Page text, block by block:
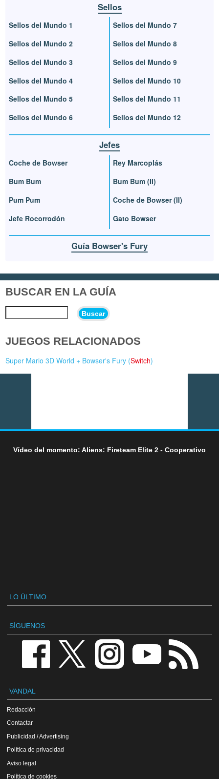
Sellos
Sellos del Mundo 1
Sellos del Mundo 2
Sellos del Mundo 3
Sellos del Mundo 4
Sellos del Mundo 5
Sellos del Mundo 6
Sellos del Mundo 7
Sellos del Mundo 8
Sellos del Mundo 9
Sellos del Mundo 10
Sellos del Mundo 11
Sellos del Mundo 12
Jefes
Coche de Bowser
Bum Bum
Pum Pum
Jefe Rocorrodón
Rey Marcoplás
Bum Bum (II)
Coche de Bowser (II)
Gato Bowser
Guía Bowser's Fury
BUSCAR EN LA GUÍA
Buscar
JUEGOS RELACIONADOS
Super Mario 3D World + Bowser's Fury (Switch)
Vídeo del momento: Aliens: Fireteam Elite 2 - Cooperativo
LO ÚLTIMO
SÍGUENOS
VANDAL
Redacción
Contactar
Publicidad / Advertising
Política de privacidad
Aviso legal
Política de cookies